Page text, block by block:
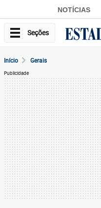
NOTÍCIAS
Seções
Início Gerais
Publicidade